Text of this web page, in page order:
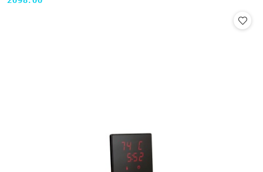
Cena: